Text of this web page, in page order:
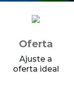
Oferta
Ajuste a
oferta ideal